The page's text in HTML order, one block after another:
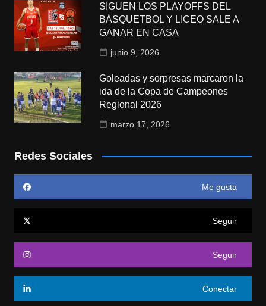
SIGUEN LOS PLAYOFFS DEL
BÁSQUETBOL Y LICEO SALE A
GANAR EN CASA
junio 9, 2026
Goleadas y sorpresas marcaron la
ida de la Copa de Campeones
Regional 2026
marzo 17, 2026
Redes Sociales
Me gusta
Seguir
Seguir
Conectar